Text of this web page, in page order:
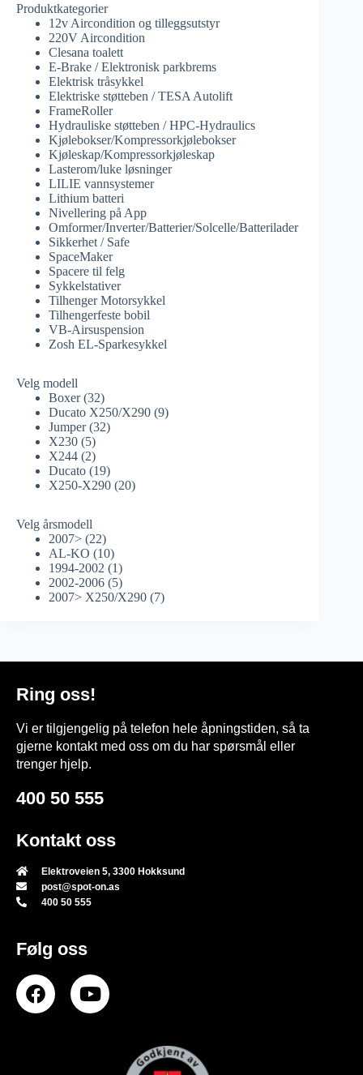
Produktkategorier
12v Aircondition og tilleggsutstyr
220V Aircondition
Clesana toalett
E-Brake / Elektronisk parkbrems
Elektrisk tråsykkel
Elektriske støtteben / TESA Autolift
FrameRoller
Hydrauliske støtteben / HPC-Hydraulics
Kjølebokser/Kompressorkjølebokser
Kjøleskap/Kompressorkjøleskap
Lasterom/luke løsninger
LILIE vannsystemer
Lithium batteri
Nivellering på App
Omformer/Inverter/Batterier/Solcelle/Batterilader
Sikkerhet / Safe
SpaceMaker
Spacere til felg
Sykkelstativer
Tilhenger Motorsykkel
Tilhengerfeste bobil
VB-Airsuspension
Zosh EL-Sparkesykkel
Velg modell
Boxer (32)
Ducato X250/X290 (9)
Jumper (32)
X230 (5)
X244 (2)
Ducato (19)
X250-X290 (20)
Velg årsmodell
2007> (22)
AL-KO (10)
1994-2002 (1)
2002-2006 (5)
2007> X250/X290 (7)
Ring oss!
Vi er tilgjengelig på telefon hele åpningstiden, så ta
gjerne kontakt med oss om du har spørsmål eller
trenger hjelp.
400 50 555
Kontakt oss
Elektroveien 5, 3300 Hokksund
post@spot-on.as
400 50 555
Følg oss